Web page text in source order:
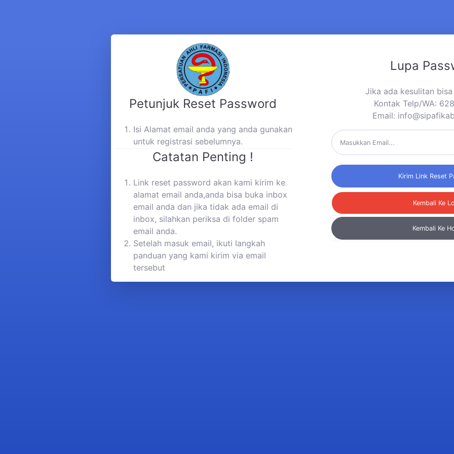
Petunjuk Reset Password
Isi Alamat email anda yang anda gunakan
untuk registrasi sebelumnya.
Catatan Penting !
Link reset password akan kami kirim ke
alamat email anda,anda bisa buka inbox
email anda dan jika tidak ada email di
inbox, silahkan periksa di folder spam
email anda.
Setelah masuk email, ikuti langkah
panduan yang kami kirim via email
tersebut
Lupa
Jika ada kesulitan
Kontak Telp/WA:
Email:
Kirim Link Reset
Kembali Ke
Kembali Ke